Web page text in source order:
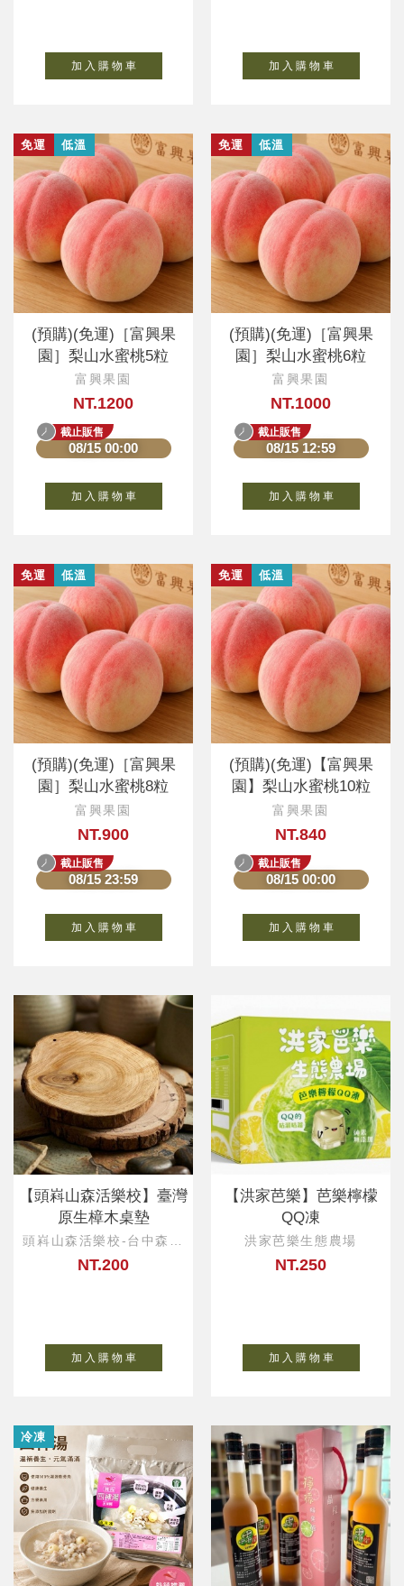
加 入 購 物 車 加 入 購 物 車
免運 低溫
(預購)(免運)［富興果
園］梨山水蜜桃5粒
富興果園
NT.1200
截止販售
08/15 00:00
加 入 購 物 車
免運 低溫
(預購)(免運)［富興果
園］梨山水蜜桃6粒
富興果園
NT.1000
截止販售
08/15 12:59
加 入 購 物 車
免運 低溫
(預購)(免運)［富興果
園］梨山水蜜桃8粒
富興果園
NT.900
截止販售
08/15 23:59
加 入 購 物 車
免運 低溫
(預購)(免運)【富興果
園】梨山水蜜桃10粒
富興果園
NT.840
截止販售
08/15 00:00
加 入 購 物 車
【頭嵙山森活樂校】臺灣
原生樟木桌墊
頭嵙山森活樂校-台中森活
小物
NT.200
加 入 購 物 車
【洪家芭樂】芭樂檸檬
QQ凍
洪家芭樂生態農場
NT.250
加 入 購 物 車
冷凍